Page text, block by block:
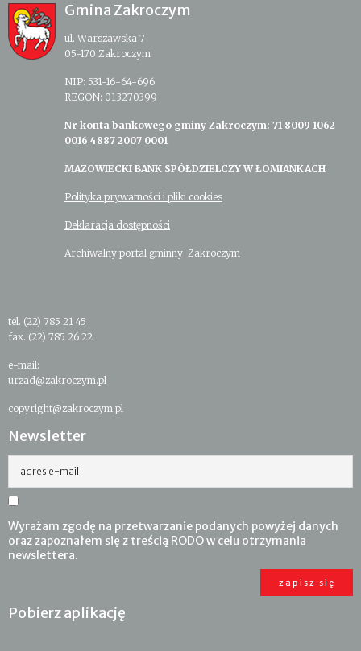
Gmina Zakroczym
ul. Warszawska 7
05-170 Zakroczym
NIP: 531-16-64-696
REGON: 013270399
Nr konta bankowego gminy Zakroczym: 71 8009 1062
0016 4887 2007 0001
MAZOWIECKI BANK SPÓŁDZIELCZY W ŁOMIANKACH
Polityka prywatności i pliki cookies
Deklaracja dostępności
Archiwalny portal gminny Zakroczym
tel. (22) 785 21 45
fax. (22) 785 26 22
e-mail:
urzad@zakroczym.pl
copyright@zakroczym.pl
Newsletter
adres e-mail
Wyrażam zgodę na przetwarzanie podanych powyżej danych
oraz zapoznałem się z treścią RODO w celu otrzymania
newslettera.
Pobierz aplikację